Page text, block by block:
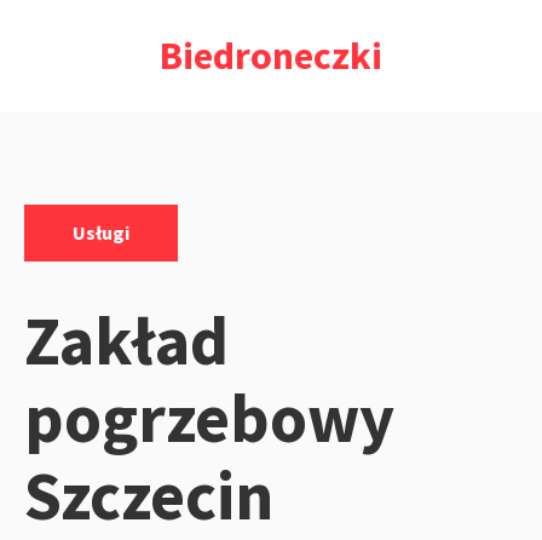
Biedroneczki
Kategorie:
Usługi
Zakład
pogrzebowy
Szczecin